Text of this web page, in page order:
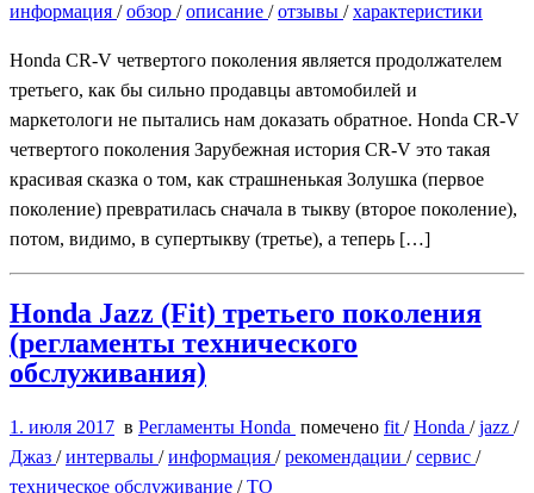
информация /обзор /описание /отзывы /характеристики
Honda CR-V четвертого поколения является продолжателем
третьего, как бы сильно продавцы автомобилей и
маркетологи не пытались нам доказать обратное. Honda CR-V
четвертого поколения Зарубежная история CR-V это такая
красивая сказка о том, как страшненькая Золушка (первое
поколение) превратилась сначала в тыкву (второе поколение),
потом, видимо, в супертыкву (третье), а теперь […]
Honda Jazz (Fit) третьего поколения
(регламенты технического
обслуживания)
1. июля 2017 в Регламенты Honda помечено fit /Honda /jazz /
Джаз /интервалы /информация /рекомендации /сервис /
техническое обслуживание /ТО